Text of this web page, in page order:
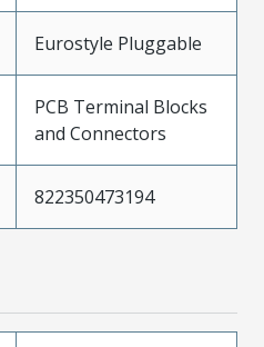
Eurostyle Pluggable
PCB Terminal Blocks
and Connectors
822350473194